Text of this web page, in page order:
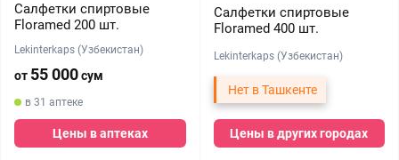
Салфетки спиртовые
Floramed 200 шт.
Lekinterkaps (Узбекистан)
от 55 000сум
в 31 аптеке
Цены в аптеках
Салфетки спиртовые
Floramed 400 шт.
Lekinterkaps (Узбекистан)
Нет в Ташкенте
Цены в других городах